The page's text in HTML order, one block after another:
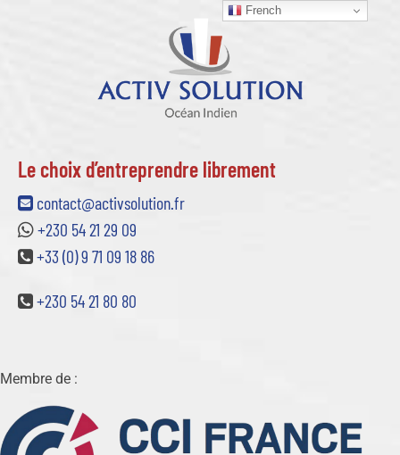
Le choix d’entreprendre librement
contact@activsolution.fr
+230 54 21 29 09
+33 (0) 9 71 09 18 86
+230 54 21 80 80
Membre de :
French